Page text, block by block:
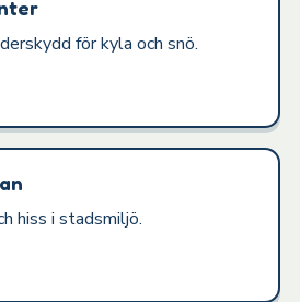
för kyla och snö.
hiss i stadsmiljö.